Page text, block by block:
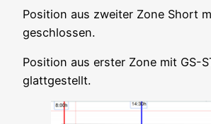
Posi­ti­on aus zwei­ter Zone Short
geschlossen.
Posi­ti­on aus ers­ter Zone mit GS-
glattgestellt.